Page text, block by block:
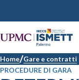
Home Gare e contratti
PROCEDURE DI GARA